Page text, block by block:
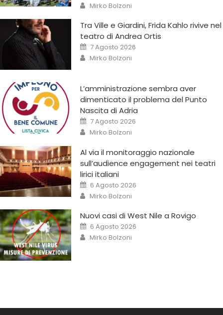
Mirko Bolzoni
Tra Ville e Giardini, Frida Kahlo rivive nel
teatro di Andrea Ortis
7 Agosto 2026
Mirko Bolzoni
L’amministrazione sembra aver
dimenticato il problema del Punto
Nascita di Adria
7 Agosto 2026
Mirko Bolzoni
Al via il monitoraggio nazionale
sull’audience engagement nei teatri
lirici italiani
6 Agosto 2026
Mirko Bolzoni
Nuovi casi di West Nile a Rovigo
6 Agosto 2026
Mirko Bolzoni